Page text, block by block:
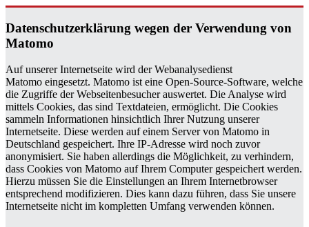
Da­ten­schutz­er­klä­rung wegen der Ver­wen­dung von
Ma­to­mo
Auf unserer Internetseite wird der Webanalysedienst
Matomo eingesetzt. Matomo ist eine Open-Source-Software, welche
die Zugriffe der Webseitenbesucher auswertet. Die Analyse wird
mittels Cookies, das sind Textdateien, ermöglicht. Die Cookies
sammeln Informationen hinsichtlich Ihrer Nutzung unserer
Internetseite. Diese werden auf einem Server von Matomo in
Deutschland gespeichert. Ihre IP-Adresse wird noch zuvor
anonymisiert. Sie haben allerdings die Möglichkeit, zu verhindern,
dass Cookies von Matomo auf Ihrem Computer gespeichert werden.
Hierzu müssen Sie die Einstellungen an Ihrem Internetbrowser
entsprechend modifizieren. Dies kann dazu führen, dass Sie unsere
Internetseite nicht im kompletten Umfang verwenden können.